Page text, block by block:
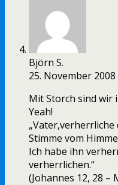
Björn S.
25. November 2008
Mit Storch sind wir
Yeah!
„Vater,verherrliche
Stimme vom
Ich habe ihn
verherrlichen.“
(Johannes 12, 28 –